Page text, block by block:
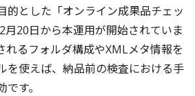
的とした「オンライン成果品チェッ
月20日から本運用が開始されていま
れるフォルダ構成やXMLメタ情報を
を使えば、納品前の検査における手
す。